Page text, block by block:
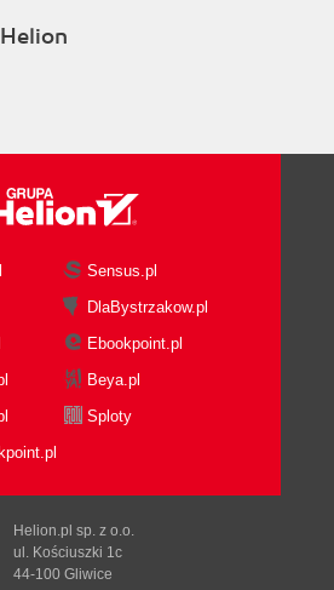
Sensus.pl
DlaBystrzakow.pl
Ebookpoint.pl
Beya.pl
Sploty
Helion.pl sp. z o.o.
ul. Kościuszki 1c
44-100 Gliwice